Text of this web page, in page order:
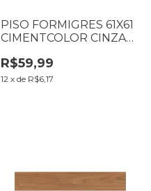
PISO FORMIGRES 61X61
CIMENTCOLOR CINZA
R$59,99
12 x de R$6,17